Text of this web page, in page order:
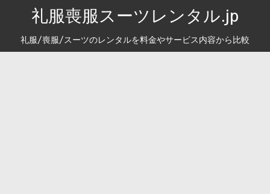
礼服喪服スーツレンタル.jp
礼服/喪服/スーツのレンタルを料金やサービス内容から比較